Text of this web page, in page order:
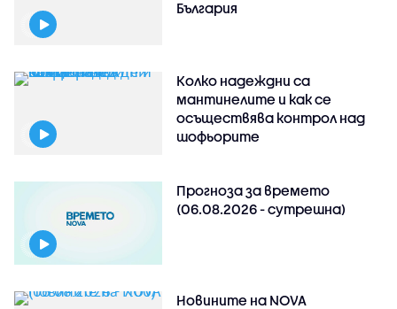
България
Колко надеждни са
мантинелите и как се
осъществява контрол над
шофьорите
Прогноза за времето
(06.08.2026 - сутрешна)
Новините на NOVA